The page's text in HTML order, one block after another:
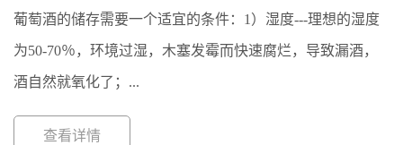
葡萄酒的储存需要一个适宜的条件：1）湿度---理想的湿度
为50-70％，环境过湿，木塞发霉而快速腐烂，导致漏酒，
酒自然就氧化了；...
查看详情